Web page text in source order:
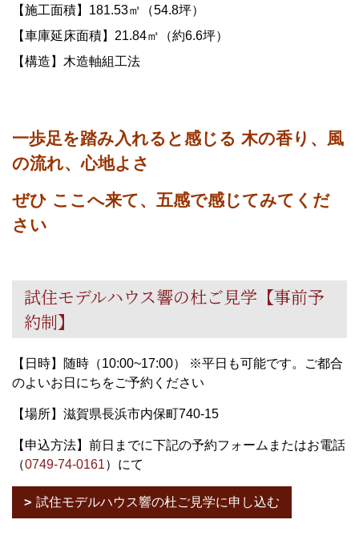
【施工面積】181.53㎡（54.8坪）
【車庫延床面積】21.84㎡（約6.6坪）
【構造】木造軸組工法
一歩足を踏み入れると感じる 木の香り、風
の流れ、心地よさ
ぜひ ここへ来て、 五感で感じてみてくだ
さい
試住モデルハウス響の杜ご見学【事前予
約制】
【日時】随時（10:00~17:00） ※平日も可能です。ご都合
のよいお日にちをご予約ください
【場所】滋賀県長浜市内保町740-15
【申込方法】前日までに下記の予約フォームまたはお電話
（0749-74-0161）にて
試住モデルハウス響の杜ご見学に申し込む